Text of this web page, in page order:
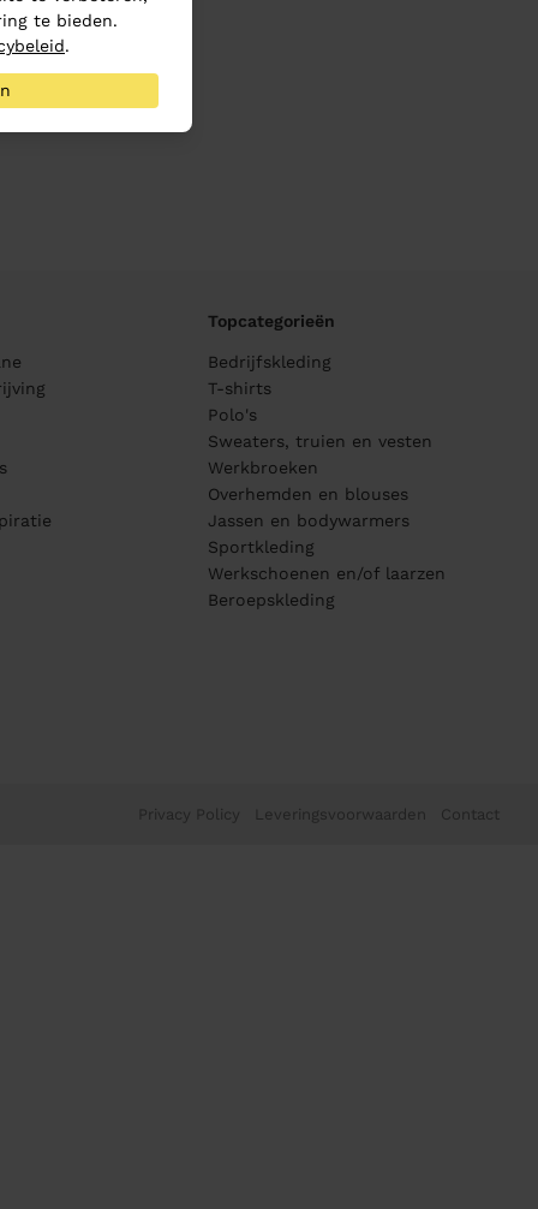
Topcategorieën
Bedrijfskleding
T-shirts
Polo's
Sweaters, truien en vesten
Werkbroeken
Overhemden en blouses
Jassen en bodywarmers
Sportkleding
Werkschoenen en/of laarzen
Beroepskleding
Privacy Policy Leveringsvoorwaarden Contact
te bieden.
.